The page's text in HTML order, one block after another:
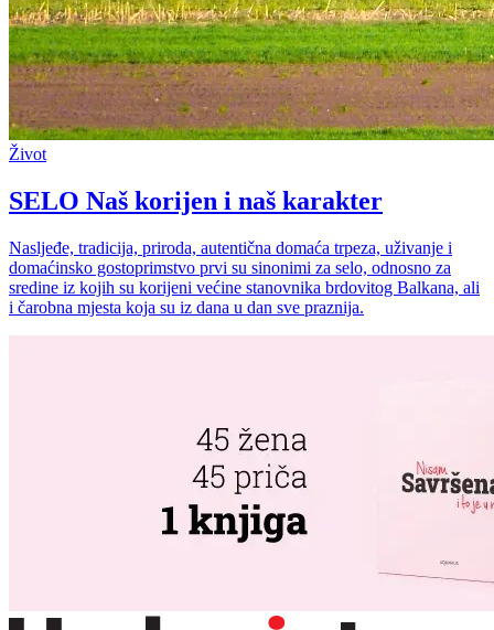
Život
SELO Naš korijen i naš karakter
Nasljeđe, tradicija, priroda, autentična domaća trpeza, uživanje i
domaćinsko gostoprimstvo prvi su sinonimi za selo, odnosno za
sredine iz kojih su korijeni većine stanovnika brdovitog Balkana, ali
i čarobna mjesta koja su iz dana u dan sve praznija.